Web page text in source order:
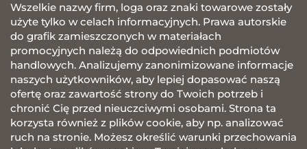
Wszelkie nazwy firm, loga oraz znaki towarowe zostały
użyte tylko w celach informacyjnych. Prawa autorskie
do grafik zamieszczonych w materiałach
promocyjnych należą do odpowiednich podmiotów
handlowych. Analizujemy zanonimizowane informacje
naszych użytkowników, aby lepiej dopasować naszą
ofertę oraz zawartość strony do Twoich potrzeb i
chronić Cię przed nieuczciwymi osobami. Strona ta
korzysta również z plików cookie, aby np. analizować
ruch na stronie. Możesz określić warunki przechowania